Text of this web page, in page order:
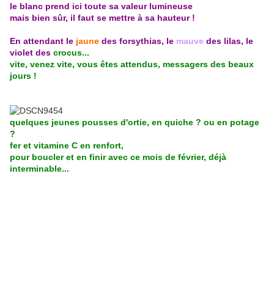
le blanc prend ici toute sa valeur lumineuse
mais bien sûr, il faut se mettre à sa hauteur !
En attendant le jaune des forsythias, le mauve des lilas, le
violet des crocus...
vite, venez vite, vous êtes attendus, messagers des beaux
jours !
quelques jeunes pousses d'ortie, en quiche ? ou en potage
?
fer et vitamine C en renfort,
pour boucler et en finir avec ce mois de février, déjà
interminable...